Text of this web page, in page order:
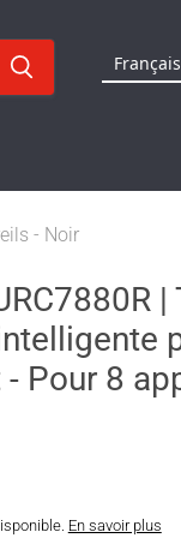
Français
- Noir
Pour 8
En savoir plus